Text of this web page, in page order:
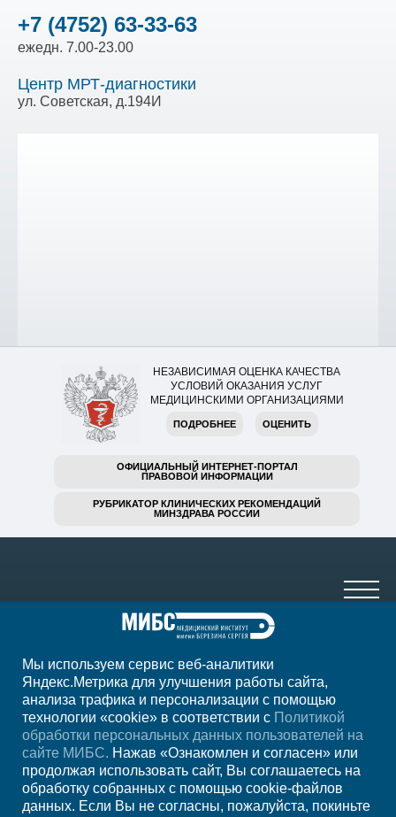
+7 (4752) 63-33-63
ежедн. 7.00-23.00
Центр МРТ-диагностики
ул. Советская, д.194И
НЕЗАВИСИМАЯ ОЦЕНКА КАЧЕСТВА
УСЛОВИЙ ОКАЗАНИЯ УСЛУГ
МЕДИЦИНСКИМИ ОРГАНИЗАЦИЯМИ
ПОДРОБНЕЕ ОЦЕНИТЬ
ОФИЦИАЛЬНЫЙ ИНТЕРНЕТ-ПОРТАЛ
ПРАВОВОЙ ИНФОРМАЦИИ
РУБРИКАТОР КЛИНИЧЕСКИХ РЕКОМЕНДАЦИЙ
МИНЗДРАВА РОССИИ
+7 (4752) 63-33-63
ежедн. 7.00-23.00
РегионТамбов
Записаться на
Мы используем сервис веб-аналитики
Яндекс.Метрика для улучшения работы сайта,
анализа трафика и персонализации с помощью
технологии «cookie» в соответствии с Политикой
обработки персональных данных пользователей на
сайте МИБС. Нажав «Ознакомлен и согласен» или
продолжая использовать сайт, Вы соглашаетесь на
обработку собранных с помощью cookie-файлов
данных. Если Вы не согласны, пожалуйста, покиньте